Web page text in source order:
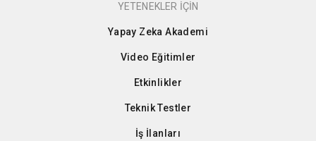
YETENEKLER İÇİN
Yapay Zeka Akademi
Video Eğitimler
Etkinlikler
Teknik Testler
İş İlanları